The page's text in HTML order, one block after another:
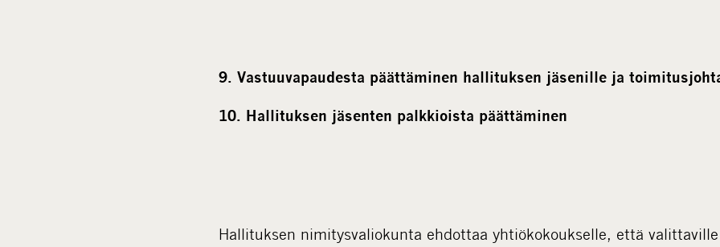
9. Vastuuvapaudesta päättäminen hallituksen jäsenille ja
10. Hallituksen jäsenten palkkioista päättäminen
Hallituksen nimitysvaliokunta ehdottaa yhtiökokoukselle, että